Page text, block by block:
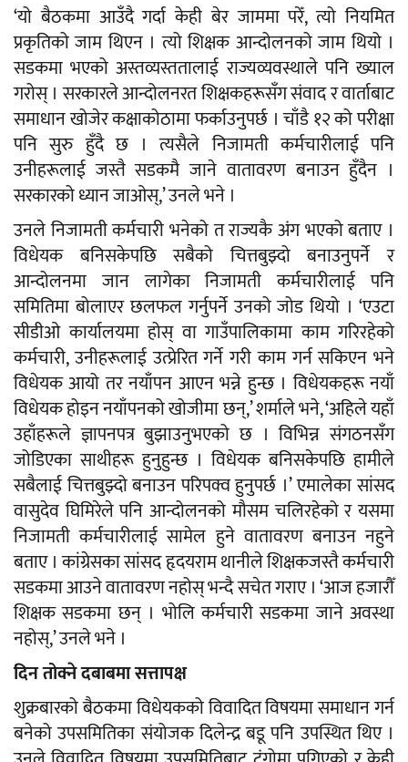
‘यो बैठकमा आउँदै गर्दा केही बेर जाममा परेँ, त्यो नियमित
प्रकृतिको जाम थिएन । त्यो शिक्षक आन्दोलनको जाम थियो ।
सडकमा भएको अस्तव्यस्ततालाई राज्यव्यवस्थाले पनि ख्याल
गरोस् । सरकारले आन्दोलनरत शिक्षकहरूसँग संवाद र वार्ताबाट
समाधान खोजेर कक्षाकोठामा फर्काउनुपर्छ । चाँडै १२ को परीक्षा
पनि सुरु हुँदै छ । त्यसैले निजामती कर्मचारीलाई पनि
उनीहरूलाई जस्तै सडकमै जाने वातावरण बनाउन हुँदैन ।
सरकारको ध्यान जाओस्,’ उनले भने ।
उनले निजामती कर्मचारी भनेको त राज्यकै अंग भएको बताए ।
विधेयक बनिसकेपछि सबैको चित्तबुझ्दो बनाउनुपर्ने र
आन्दोलनमा जान लागेका निजामती कर्मचारीलाई पनि
समितिमा बोलाएर छलफल गर्नुपर्ने उनको जोड थियो । ‘एउटा
सीडीओ कार्यालयमा होस् वा गाउँपालिकामा काम गरिरहेको
कर्मचारी, उनीहरूलाई उत्प्रेरित गर्ने गरी काम गर्न सकिएन भने
विधेयक आयो तर नयाँपन आएन भन्ने हुन्छ । विधेयकहरू नयाँ
विधेयक होइन नयाँपनको खोजीमा छन्,’ शर्माले भने, ‘अहिले यहाँ
उहाँहरूले ज्ञापनपत्र बुझाउनुभएको छ । विभिन्न संगठनसँग
जोडिएका साथीहरू हुनुहुन्छ । विधेयक बनिसकेपछि हामीले
सबैलाई चित्तबुझ्दो बनाउन परिपक्व हुनुपर्छ ।’ एमालेका सांसद
वासुदेव घिमिरेले पनि आन्दोलनको मौसम चलिरहेको र यसमा
निजामती कर्मचारीलाई सामेल हुने वातावरण बनाउन नहुने
बताए । कांग्रेसका सांसद हृदयराम थानीले शिक्षकजस्तै कर्मचारी
सडकमा आउने वातावरण नहोस् भन्दै सचेत गराए । ‘आज हजारौँ
शिक्षक सडकमा छन् । भोलि कर्मचारी सडकमा जाने अवस्था
नहोस्,’ उनले भने ।
दिन तोक्ने दबाबमा सत्तापक्ष
शुक्रबारको बैठकमा विधेयकको विवादित विषयमा समाधान गर्न
बनेको उपसमितिका संयोजक दिलेन्द्र बडू पनि उपस्थित थिए ।